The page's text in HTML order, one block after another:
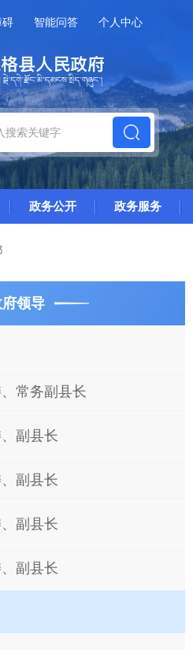
碍 智能问答 个人中心
政务公开 政务服务
领导
常务副县长
副县长
副县长
副县长
副县长